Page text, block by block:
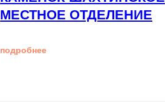
МЕСТНОЕ ОТДЕЛЕНИЕ
подробнее